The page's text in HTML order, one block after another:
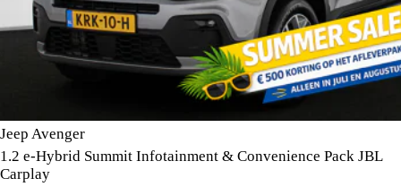
Jeep Avenger
1.2 e-Hybrid Summit Infotainment & Convenience Pack JBL
Carplay